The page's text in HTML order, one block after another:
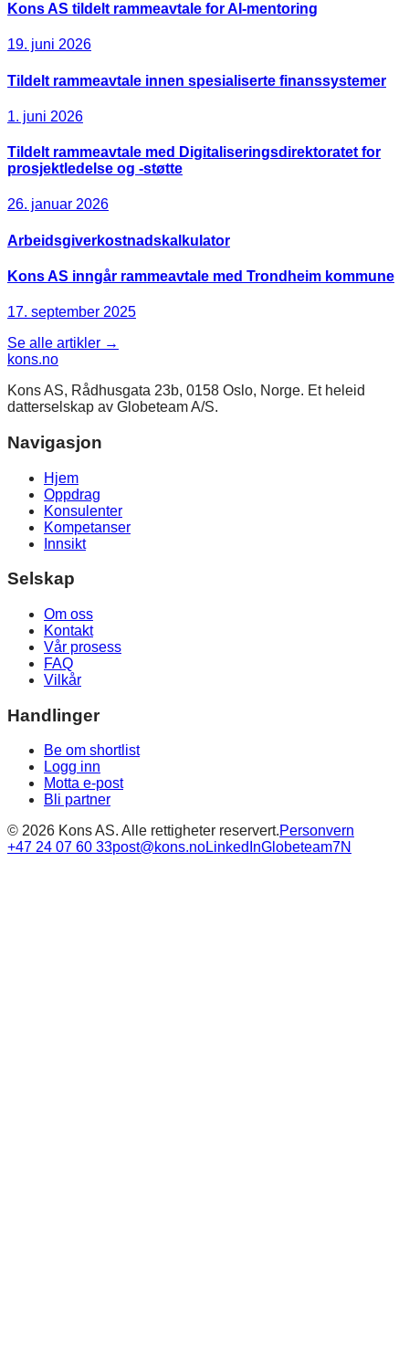
Kons AS tildelt rammeavtale for AI-mentoring
19. juni 2026
Tildelt rammeavtale innen spesialiserte finanssystemer
1. juni 2026
Tildelt rammeavtale med Digitaliseringsdirektoratet for
prosjektledelse og -støtte
26. januar 2026
Arbeidsgiverkostnadskalkulator
Kons AS inngår rammeavtale med Trondheim kommune
17. september 2025
Se alle artikler →
kons.no
Kons AS, Rådhusgata 23b, 0158 Oslo, Norge. Et heleid
datterselskap av Globeteam A/S.
Navigasjon
Hjem
Oppdrag
Konsulenter
Kompetanser
Innsikt
Selskap
Om oss
Kontakt
Vår prosess
FAQ
Vilkår
Handlinger
Be om shortlist
Logg inn
Motta e-post
Bli partner
© 2026 Kons AS. Alle rettigheter reservert.Personvern
+47 24 07 60 33post@kons.noLinkedInGlobeteam7N